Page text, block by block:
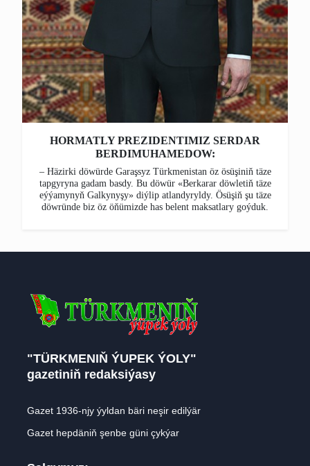
HORMATLY PREZIDENTIMIZ SERDAR
BERDIMUHAMEDOW:
– Häzirki döwürde Garaşsyz Türkmenistan öz ösüşiniň täze
tapgyryna gadam basdy. Bu döwür «Berkarar döwletiň täze
eýýamynyň Galkynyşy» diýlip atlandyryldy. Ösüşiň şu täze
döwründe biz öz öňümizde has belent maksatlary goýduk.
"TÜRKMENIŇ ÝUPEK ÝOLY"
gazetiniň redaksiýasy
Gazet 1936-njy ýyldan bäri neşir edilýär
Gazet hepdäniň şenbe güni çykýar